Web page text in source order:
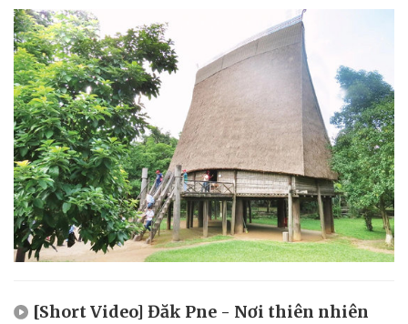
[Short Video] Đăk Pne - Nơi thiên nhiên